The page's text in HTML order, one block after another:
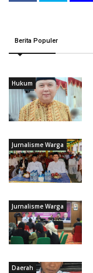
Berita Populer
Hukum
Jurnalisme Warga
Jurnalisme Warga
Daerah